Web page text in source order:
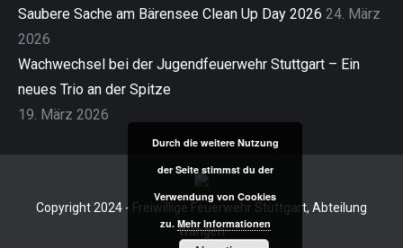
Saubere Sache am Bärensee Clean Up Day 2026 24. März
2026
Wachwechsel bei der Jugendfeuerwehr Stuttgart – Ein
neues Trio an der Spitze
19. März 2026
Copyright 2024 - Freiwillige Feuerwehr Stuttgart, Abteilung
Wangen
Durch die weitere Nutzung
der Seite stimmst du der
Verwendung von Cookies
zu. Mehr Informationen